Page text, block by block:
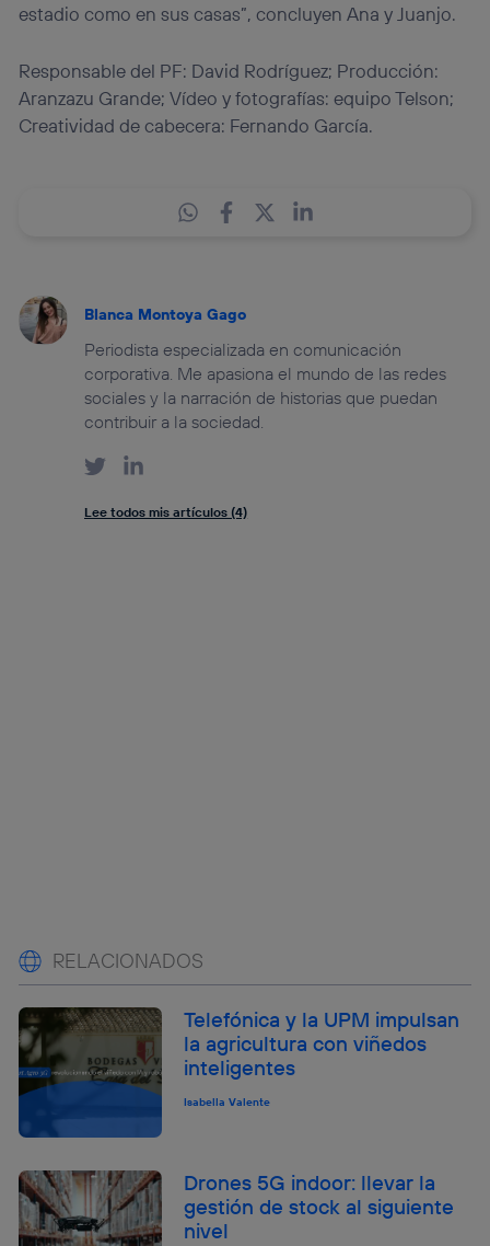
estadio como en sus casas”, concluyen Ana y Juanjo.
Responsable del PF: David Rodríguez; Producción:
Aranzazu Grande; Vídeo y fotografías: equipo Telson;
Creatividad de cabecera: Fernando García.
Blanca Montoya Gago
Periodista especializada en comunicación
corporativa. Me apasiona el mundo de las redes
sociales y la narración de historias que puedan
contribuir a la sociedad.
Lee todos mis artículos (4)
RELACIONADOS
Telefónica y la UPM impulsan
la agricultura con viñedos
inteligentes
Isabella Valente
Drones 5G indoor: llevar la
gestión de stock al siguiente
nivel